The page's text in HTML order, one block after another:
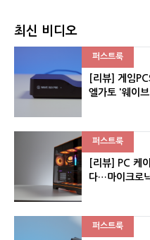
최신 비디오
퍼스트룩
[리뷰] 게임
엘가토 '웨이
퍼스트룩
[리뷰] PC 케
다…마이크로
퍼스트룩